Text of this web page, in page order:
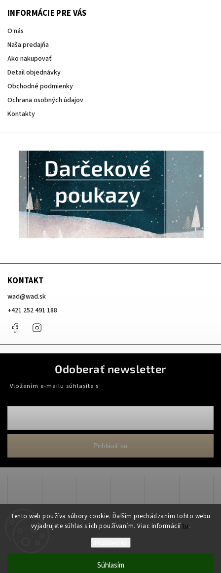
Tento web používa súbory cookie. Ďalším prechádzaním tohto webu
vyjadrujete súhlas s ich používaním. Viac informácií tu.
Súhlasím
INFORMÁCIE PRE VÁS
O nás
Naša predajňa
Ako nakupovať
Detail objednávky
Obchodné podmienky
Ochrana osobných údajov
Kontakty
KONTAKT
wad@wad.sk
+421 252 491 188
Facebook
Odoberať newsletter
Vložením e-mailu súhlasíte s
Prihlásiť sa
Vytvoril Shoptet
Copyright 2026 WADART, s.r.o.
Grafický návrh vytvořil a nakódoval